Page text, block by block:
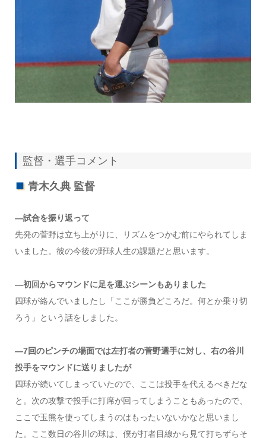
監督・選手コメント
青木久典 監督
―試合を振り返って
先発の菅野は立ち上がりに、リズムをつかむ前にやられてしま
いました。彼の今後の野球人生の課題だと思います。
―初回からマウンドに足を運ぶシーンもありました
四球が絡んでいましたし「ここが勝負どころだ。何とか乗り切
ろう」という話をしました。
―7回のピンチの場面では左打者の菅野選手に対し、右の谷川
投手をマウンドに送りましたが
四球が続いてしまっていたので、ここは投手を代えるべきだな
と。次の攻撃で投手に打席が回ってしまうこともあったので、
ここで玉熊を使ってしまうのはもったいないかなと思いまし
た。ここ数日の谷川の球は、僕が打者目線から見て打ちずらそ